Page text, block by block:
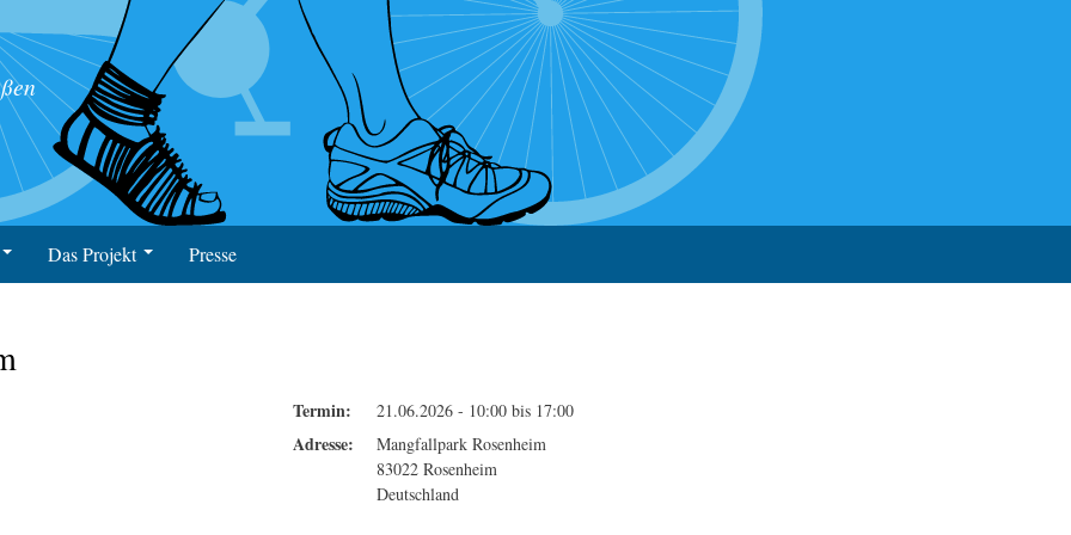
Direkt
zum
Das Projekt Presse
Termin: 21.06.2026 - 10:00 bis 17:00
Adresse:
Mangfallpark Rosenheim
83022 Rosenheim
Deutschland